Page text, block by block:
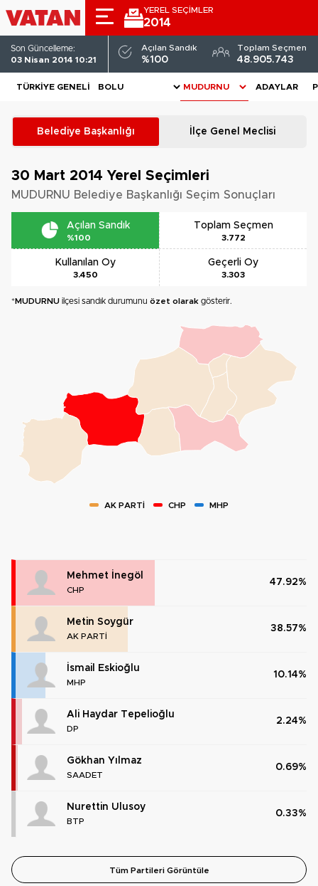
YEREL SEÇİMLER
2014
Son Güncelleme:
03 Nisan 2014 10:21
Açılan Sandık
%100
Toplam Seçmen
48.905.743
TÜRKIYE GENELI ADAYLAR
Belediye Başkanlığı İlçe Genel Meclisi
30 Mart 2014 Yerel Seçimleri
MUDURNU Belediye Başkanlığı Seçim Sonuçları
Açılan Sandık
%100
Toplam Seçmen
3.772
Kullanılan Oy
3.450
Geçerli Oy
3.303
*MUDURNU ilçesi sandık durumunu özet olarak gösterir.
AK PARTİ CHP MHP
Mehmet İnegöl
CHP
47.92%
Metin Soygür
AK PARTİ
38.57%
İsmail Eskioğlu
MHP
10.14%
Ali Haydar Tepelioğlu
DP
2.24%
Gökhan Yılmaz
SAADET
0.69%
Nurettin Ulusoy
BTP
0.33%
Tüm Partileri Görüntüle